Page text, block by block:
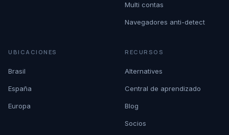
Multi contas
Navegadores anti-detect
UBICACIONES
Brasil
España
Europa
RECURSOS
Alternatives
Central de aprendizado
Blog
Socios